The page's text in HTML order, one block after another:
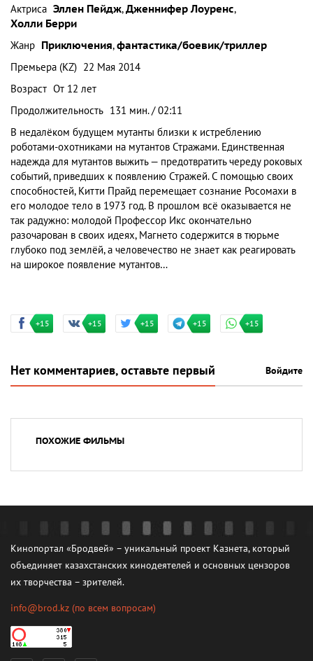
Актриса Эллен Пейдж,Дженнифер Лоуренс,
Холли Берри
Жанр Приключения,фантастика/боевик/триллер
Премьера (KZ) 22 Мая 2014
Возраст От 12 лет
Продолжительность 131 мин. / 02:11
В недалёком будущем мутанты близки к истреблению
роботами-охотниками на мутантов Стражами. Единственная
надежда для мутантов выжить — предотвратить череду роковых
событий, приведших к появлению Стражей. С помощью своих
способностей, Китти Прайд перемещает сознание Росомахи в
его молодое тело в 1973 год. В прошлом всё оказывается не
так радужно: молодой Профессор Икс окончательно
разочарован в своих идеях, Магнето содержится в тюрьме
глубоко под землёй, а человечество не знает как реагировать
на широкое появление мутантов…
+15 +15 +15 +15 +15
Нет комментариев, оставьте первый Войдите
ПОХОЖИЕ ФИЛЬМЫ
Кинопортал «Бродвей» – уникальный проект Казнета, который
объединяет казахстанских кинодеятелей и основных цензоров
их творчества – зрителей.
info@brod.kz (по всем вопросам)